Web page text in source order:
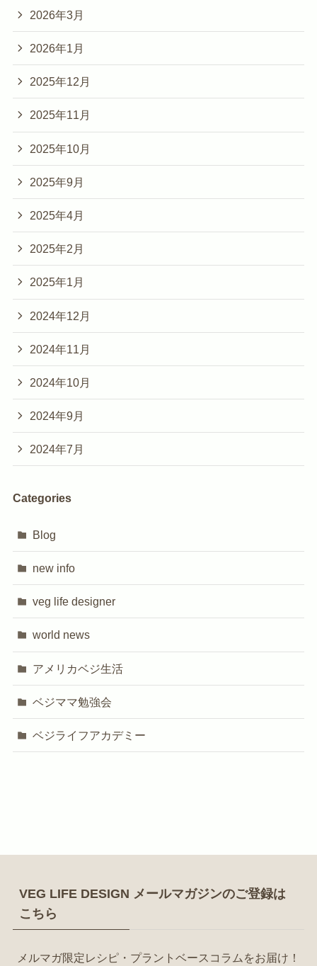
2026年3月
2026年1月
2025年12月
2025年11月
2025年10月
2025年9月
2025年4月
2025年2月
2025年1月
2024年12月
2024年11月
2024年10月
2024年9月
2024年7月
Categories
Blog
new info
veg life designer
world news
アメリカベジ生活
ベジママ勉強会
ベジライフアカデミー
VEG LIFE DESIGN メールマガジンのご登録は
こちら
メルマガ限定レシピ・プラントベースコラムをお届け！